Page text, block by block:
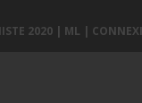
2020 | ML |